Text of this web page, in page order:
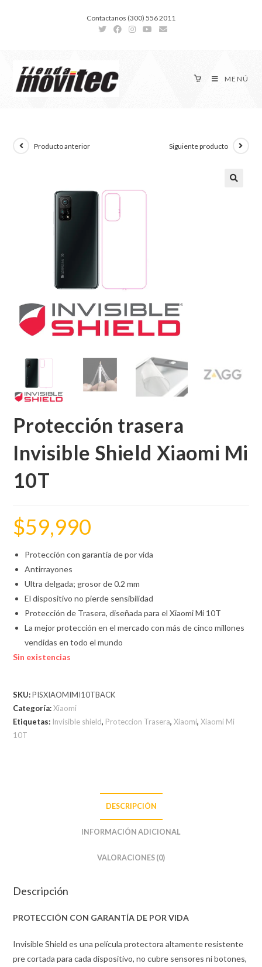
Contactanos (300) 556 2011
MENÚ
Producto anterior Siguiente producto
Protección trasera
Invisible Shield Xiaomi Mi
10T
$59,990
Protección con garantía de por vida
Antirrayones
Ultra delgada; grosor de 0.2 mm
El dispositivo no pierde sensibilidad
Protección de Trasera, diseñada para el Xiaomi Mi 10T
La mejor protección en el mercado con más de cinco millones
vendidas en todo el mundo
Sin existencias
SKU:PISXIAOMIMI10TBACK
Categoría:Xiaomi
Etiquetas: Invisible shield, Proteccion Trasera,Xiaomi,Xiaomi Mi
10T
DESCRIPCIÓN
INFORMACIÓN ADICIONAL
VALORACIONES (0)
Descripción
PROTECCIÓN CON GARANTÍA DE POR VIDA
Invisible Shield es una película protectora altamente resistente
pre cortada para cada dispositivo, no cubre sensores ni botones,